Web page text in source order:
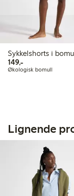
Sykkelshorts i
149,-149,00 kr
Økologisk bomull
Lignende